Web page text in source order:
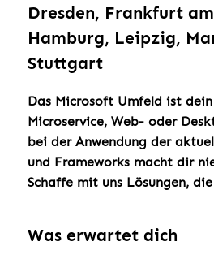
Dresden, Frankfurt
Hamburg, Leipzig,
Stuttgart
Das Microsoft Umfeld ist
Microservice, Web- oder
bei der Anwendung der
und Frameworks macht dir
Schaffe mit uns Lösungen,
Was erwartet dich